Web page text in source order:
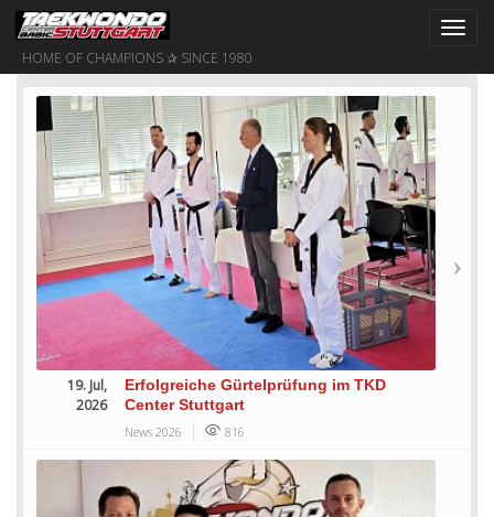
HOME OF CHAMPIONS ✰ SINCE 1980
19. Jul,
2026
Erfolgreiche Gürtelprüfung im TKD
Center Stuttgart
News 2026 816